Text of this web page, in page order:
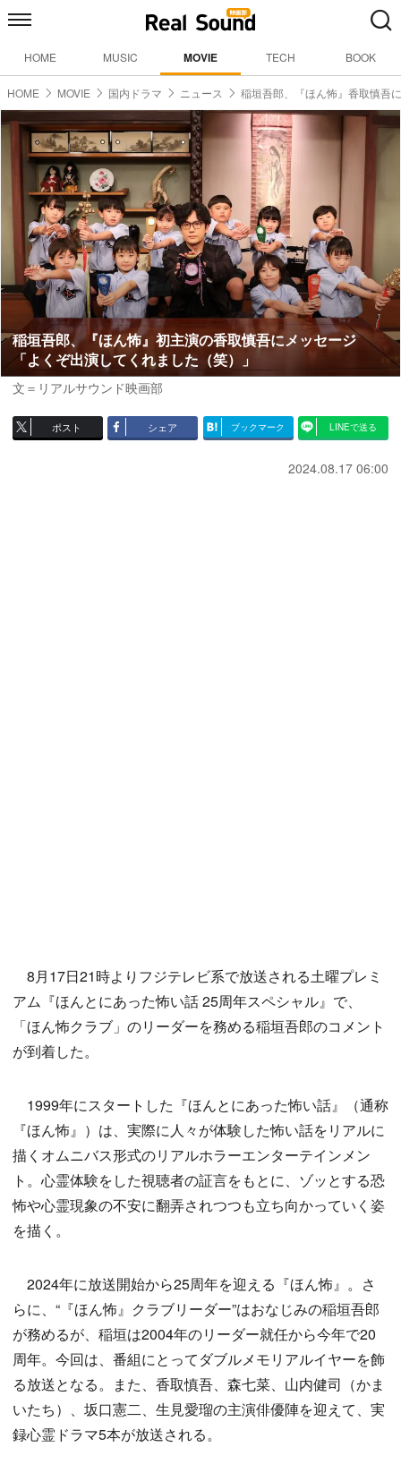
HOME MUSIC MOVIE TECH BOOK
HOME MOVIE 国内ドラマ ニュース 稲垣吾郎、『ほん怖』香取慎吾
稲垣吾郎、『ほん怖』初主演の香取慎吾にメッセージ
「よくぞ出演してくれました（笑）」
文＝リアルサウンド映画部
ポスト シェア ブックマーク LINEで送る
2024.08.17 06:00
8月17日21時よりフジテレビ系で放送される土曜プレミ
アム『ほんとにあった怖い話 25周年スペシャル』で、
「ほん怖クラブ」のリーダーを務める稲垣吾郎のコメント
が到着した。
1999年にスタートした『ほんとにあった怖い話』（通称
『ほん怖』）は、実際に人々が体験した怖い話をリアルに
描くオムニバス形式のリアルホラーエンターテインメン
ト。心霊体験をした視聴者の証言をもとに、ゾッとする恐
怖や心霊現象の不安に翻弄されつつも立ち向かっていく姿
を描く。
2024年に放送開始から25周年を迎える『ほん怖』。さ
らに、“『ほん怖』クラブリーダー”はおなじみの稲垣吾郎
が務めるが、稲垣は2004年のリーダー就任から今年で20
周年。今回は、番組にとってダブルメモリアルイヤーを飾
る放送となる。また、香取慎吾、森七菜、山内健司（かま
いたち）、坂口憲二、生見愛瑠の主演俳優陣を迎えて、実
録心霊ドラマ5本が放送される。